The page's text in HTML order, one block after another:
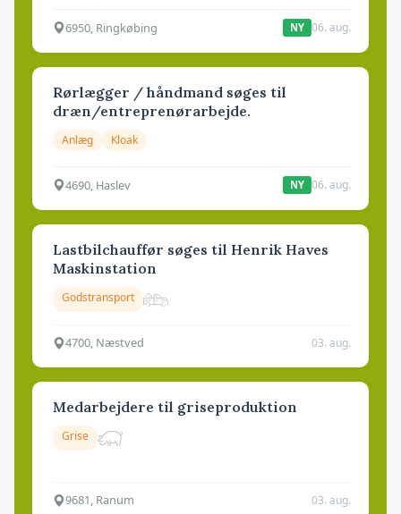
6950, Ringkøbing NY 06. aug.
Rørlægger / håndmand søges til
dræn/entreprenørarbejde.
Anlæg Kloak
4690, Haslev NY 06. aug.
Lastbilchauffør søges til Henrik Haves
Maskinstation
Godstransport
4700, Næstved 03. aug.
Medarbejdere til griseproduktion
Grise
9681, Ranum 03. aug.